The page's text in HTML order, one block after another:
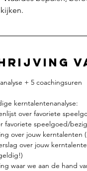
+ 5 coachingsuren
kerntalentenanalyse:
over favoriete
favoriete speelgoed/
over jouw kerntalenten
over jouw
waar we aan de hand